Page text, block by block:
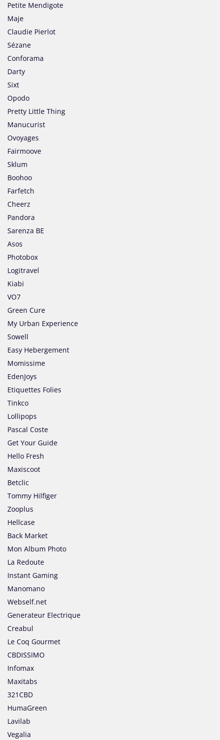
Petite Mendigote
Maje
Claudie Pierlot
Sézane
Conforama
Darty
Sixt
Opodo
Pretty Little Thing
Manucurist
Ovoyages
Fairmoove
Sklum
Boohoo
Farfetch
Cheerz
Pandora
Sarenza BE
Asos
Photobox
Logitravel
Kiabi
VO7
Green Cure
My Urban Experience
Sowell
Easy Hebergement
Momissime
EdenJoys
Etiquettes Folies
Tinkco
Lollipops
Pascal Coste
Get Your Guide
Hello Fresh
Maxiscoot
Betclic
Tommy Hilfiger
Zooplus
Hellcase
Back Market
Mon Album Photo
La Redoute
Instant Gaming
Manomano
Webself.net
Generateur Electrique
Creabul
Le Coq Gourmet
CBDISSIMO
Infomax
Maxitabs
321CBD
HumaGreen
Lavilab
Vegalia